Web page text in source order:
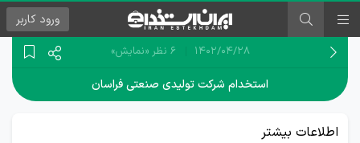
ورود کاربر
۱۴۰۲/۰۴/۲۸ 6 نظر «نمایش»
استخدام شرکت تولیدی صنعتی فراسان
اطلاعات بیشتر